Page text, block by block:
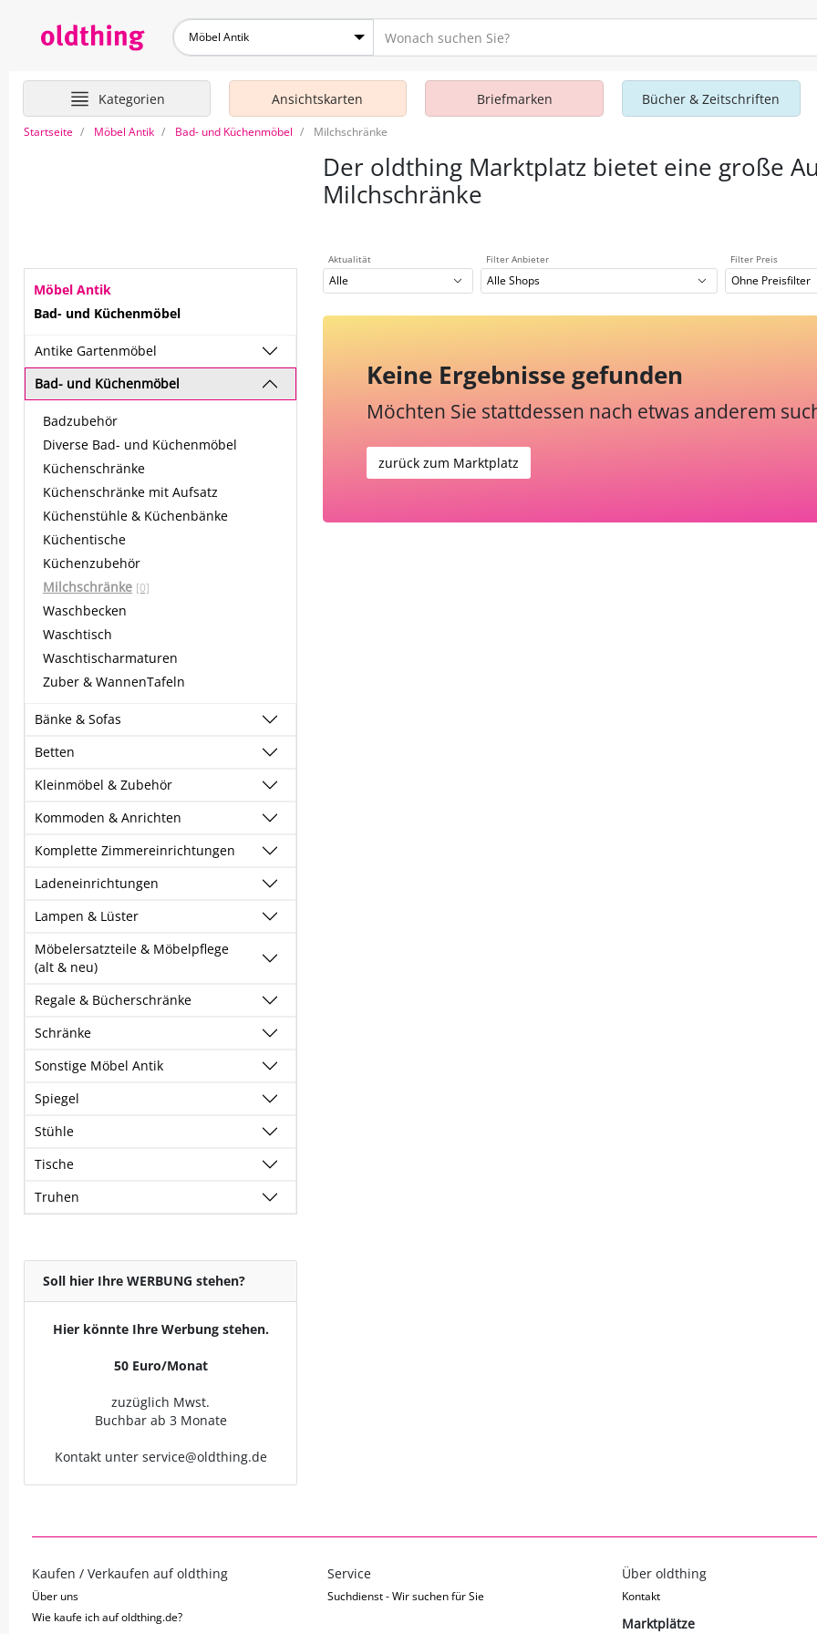
Möbel Antik
Kategorien Ansichtskarten Briefmarken Bücher & Zeitschriften
Startseite Möbel Antik Bad- und Küchenmöbel Milchschränke
Der oldthing Marktplatz bietet eine große
Milchschränke
Möbel Antik
Bad- und Küchenmöbel
Antike Gartenmöbel
Bad- und Küchenmöbel
Badzubehör
Diverse Bad- und Küchenmöbel
Küchenschränke
Küchenschränke mit Aufsatz
Küchenstühle & Küchenbänke
Küchentische
Küchenzubehör
Milchschränke [0]
Waschbecken
Waschtisch
Waschtischarmaturen
Zuber & WannenTafeln
Bänke & Sofas
Betten
Kleinmöbel & Zubehör
Kommoden & Anrichten
Komplette Zimmereinrichtungen
Ladeneinrichtungen
Lampen & Lüster
Möbelersatzteile & Möbelpflege
(alt & neu)
Regale & Bücherschränke
Schränke
Sonstige Möbel Antik
Spiegel
Stühle
Tische
Truhen
Soll hier Ihre WERBUNG stehen?
Hier könnte Ihre Werbung stehen.
50 Euro/Monat
zuzüglich Mwst.
Buchbar ab 3 Monate
Kontakt unter service@oldthing.de
Aktualität
Alle
Filter Anbieter
Alle Shops
Filter Preis
Ohne Preisfilter
Keine Ergebnisse gefunden
Möchten Sie stattdessen nach etwas anderem
zurück zum Marktplatz
Kaufen / Verkaufen auf oldthing
Über uns
Wie kaufe ich auf oldthing.de?
Service
Suchdienst - Wir suchen für Sie
Über oldthing
Kontakt
Marktplätze